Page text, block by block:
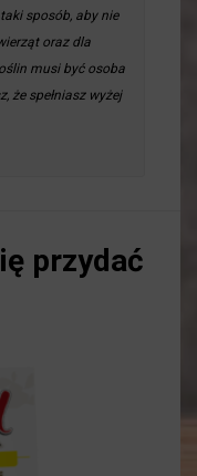
sposób, aby nie
oraz dla
musi być osoba
że spełniasz wyżej
przydać